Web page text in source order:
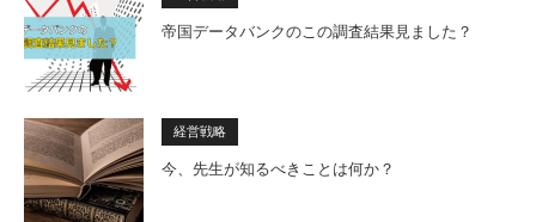
帝国データバンクのこの調査結果見ました？
経営戦略
今、先生が知るべきことは何か？